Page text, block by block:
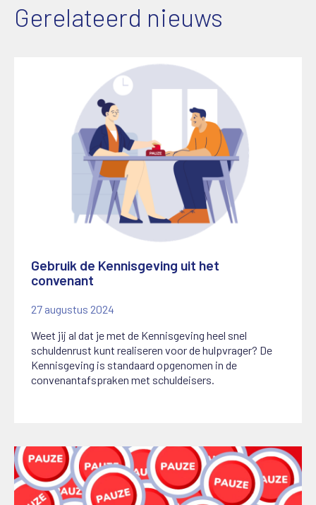
Gerelateerd nieuws
Gebruik de Kennisgeving uit het
convenant
27 augustus 2024
Weet jij al dat je met de Kennisgeving heel snel
schuldenrust kunt realiseren voor de hulpvrager? De
Kennisgeving is standaard opgenomen in de
convenantafspraken met schuldeisers.